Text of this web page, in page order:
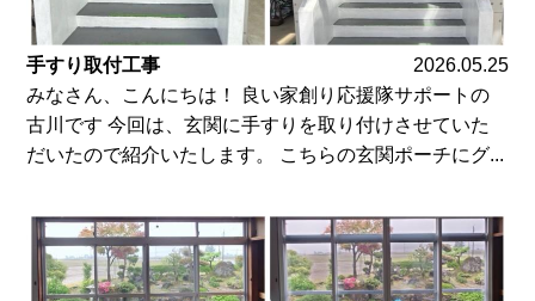
手すり取付工事
2026.05.25
みなさん、こんにちは！ 良い家創り応援隊サポートの
古川です 今回は、玄関に手すりを取り付けさせていた
だいたので紹介いたします。 こちらの玄関ポーチにグ...